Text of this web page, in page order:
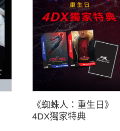
《蜘蛛人：重生日》
4DX獨家特典